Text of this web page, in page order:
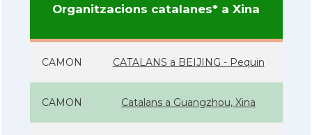
Organitzacions catalanes* a Xina
CAMON CATALANS a BEIJING - Pequin
CAMON Catalans a Guangzhou, Xina